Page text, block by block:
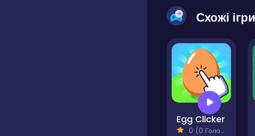
Схожі ігри
Egg Clicker
0 (0 Голосів)